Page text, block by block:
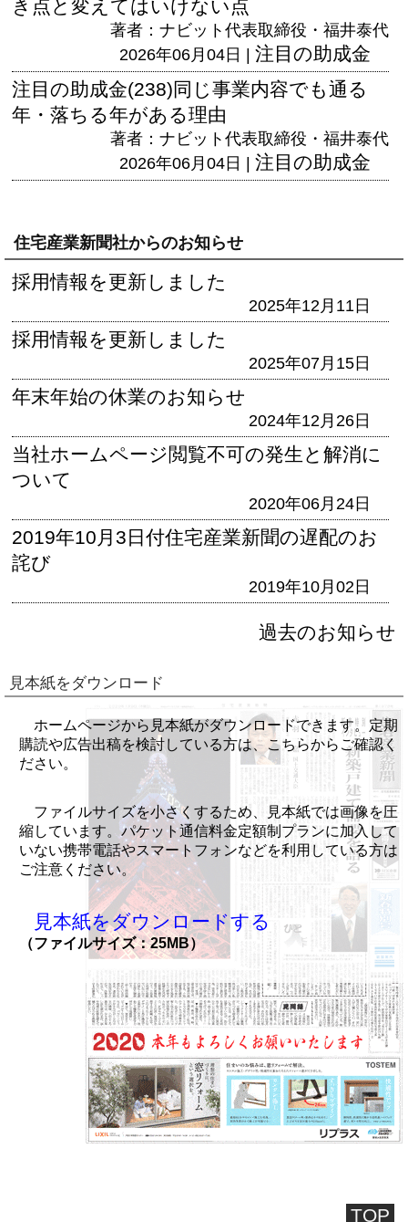
き点と変えてはいけない点
著者：ナビット代表取締役・福井泰代
2026年06月04日 | 注目の助成金
注目の助成金(238)同じ事業内容でも通る
年・落ちる年がある理由
著者：ナビット代表取締役・福井泰代
2026年06月04日 | 注目の助成金
住宅産業新聞社からのお知らせ
採用情報を更新しました
2025年12月11日
採用情報を更新しました
2025年07月15日
年末年始の休業のお知らせ
2024年12月26日
当社ホームページ閲覧不可の発生と解消に
ついて
2020年06月24日
2019年10月3日付住宅産業新聞の遅配のお
詫び
2019年10月02日
過去のお知らせ
見本紙をダウンロード
ホームページから見本紙がダウンロードできます。定期
購読や広告出稿を検討している方は、こちらからご確認く
ださい。
ファイルサイズを小さくするため、見本紙では画像を圧
縮しています。パケット通信料金定額制プランに加入して
いない携帯電話やスマートフォンなどを利用している方は
ご注意ください。
見本紙をダウンロードする
（ファイルサイズ：25MB）
TOP